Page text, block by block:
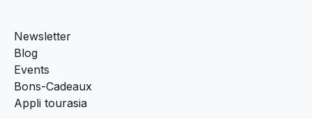
Newsletter
Blog
Events
Bons-Cadeaux
Appli tourasia